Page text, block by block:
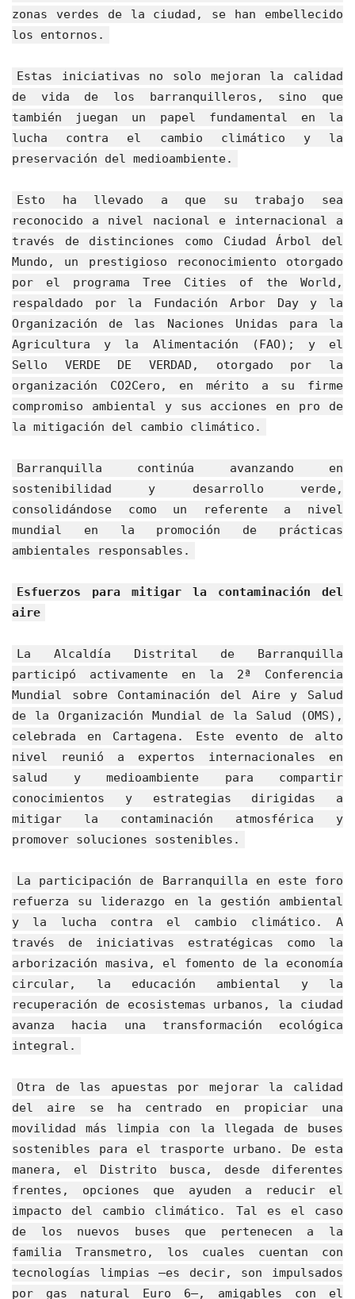
zonas verdes de la ciudad, se han embellecido
los entornos.
Estas iniciativas no solo mejoran la calidad
de vida de los barranquilleros, sino que
también juegan un papel fundamental en la
lucha contra el cambio climático y la
preservación del medioambiente.
Esto ha llevado a que su trabajo sea
reconocido a nivel nacional e internacional a
través de distinciones como Ciudad Árbol del
Mundo, un prestigioso reconocimiento otorgado
por el programa Tree Cities of the World,
respaldado por la Fundación Arbor Day y la
Organización de las Naciones Unidas para la
Agricultura y la Alimentación (FAO); y el
Sello VERDE DE VERDAD, otorgado por la
organización CO2Cero, en mérito a su firme
compromiso ambiental y sus acciones en pro de
la mitigación del cambio climático.
Barranquilla continúa avanzando en
sostenibilidad y desarrollo verde,
consolidándose como un referente a nivel
mundial en la promoción de prácticas
ambientales responsables.
Esfuerzos para mitigar la contaminación del
aire
La Alcaldía Distrital de Barranquilla
participó activamente en la 2ª Conferencia
Mundial sobre Contaminación del Aire y Salud
de la Organización Mundial de la Salud (OMS),
celebrada en Cartagena. Este evento de alto
nivel reunió a expertos internacionales en
salud y medioambiente para compartir
conocimientos y estrategias dirigidas a
mitigar la contaminación atmosférica y
promover soluciones sostenibles.
La participación de Barranquilla en este foro
refuerza su liderazgo en la gestión ambiental
y la lucha contra el cambio climático. A
través de iniciativas estratégicas como la
arborización masiva, el fomento de la economía
circular, la educación ambiental y la
recuperación de ecosistemas urbanos, la ciudad
avanza hacia una transformación ecológica
integral.
Otra de las apuestas por mejorar la calidad
del aire se ha centrado en propiciar una
movilidad más limpia con la llegada de buses
sostenibles para el trasporte urbano. De esta
manera, el Distrito busca, desde diferentes
frentes, opciones que ayuden a reducir el
impacto del cambio climático. Tal es el caso
de los nuevos buses que pertenecen a la
familia Transmetro, los cuales cuentan con
tecnologías limpias —es decir, son impulsados
por gas natural Euro 6—, amigables con el